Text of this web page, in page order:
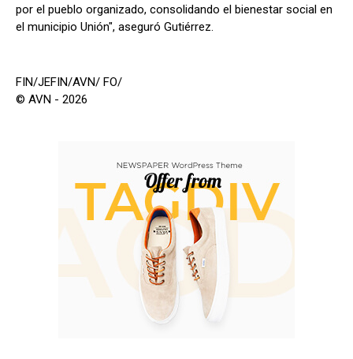
por el pueblo organizado, consolidando el bienestar social en
el municipio Unión", aseguró Gutiérrez.
FIN/JEFIN/AVN/ FO/
© AVN - 2026